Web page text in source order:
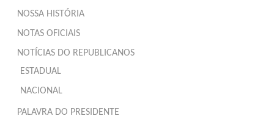
NOSSA HISTÓRIA
NOTAS OFICIAIS
NOTÍCIAS DO REPUBLICANOS
ESTADUAL
NACIONAL
PALAVRA DO PRESIDENTE